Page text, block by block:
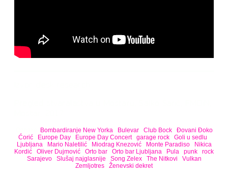
Bombardiranje New Yorka/ Bulevar/ Club Bock/ Đovani Đoko
Ćorić/ Europe Day/ Europe Day Concert/ garage rock/ Goli u sedlu
Ljubljana/ Mario Naletilić/ Miodrag Knezović/ Monte Paradiso/
Nikica
Kordić
Oliver Dujmović Orto bar Orto bar Ljubljana Pula punk
rock
Sarajevo/ Slušaj najglasnije Song Zelex/ The Nitkovi Vulkan
Zemljotres
Ženevski dekret